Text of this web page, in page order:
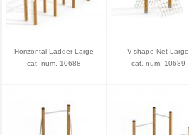
Horizontal Ladder Large
cat. num. 10688
V-shape Net Large
cat. num. 10689